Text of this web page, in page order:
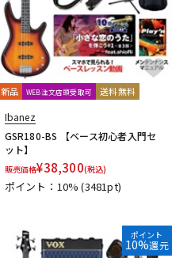
新品 WEB注文店頭受取可 送料無料
Ibanez
GSR180-BS 【ベース初心者入門セ
ット】
販売価格¥38,300(税込)
ポイント：10%(3481pt)
ポイント
10%還元